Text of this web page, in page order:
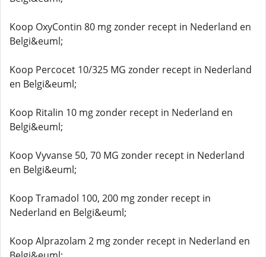
Koop OxyContin 80 mg zonder recept in Nederland en
Belgi&euml;
Koop Percocet 10/325 MG zonder recept in Nederland
en Belgi&euml;
Koop Ritalin 10 mg zonder recept in Nederland en
Belgi&euml;
Koop Vyvanse 50, 70 MG zonder recept in Nederland
en Belgi&euml;
Koop Tramadol 100, 200 mg zonder recept in
Nederland en Belgi&euml;
Koop Alprazolam 2 mg zonder recept in Nederland en